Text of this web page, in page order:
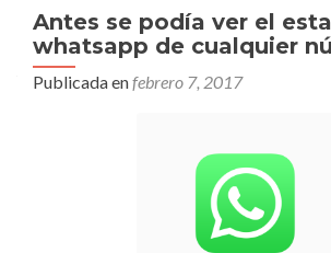
Antes se podía ver el
whatsapp de cualquier
Publicada enfebrero 7, 2017